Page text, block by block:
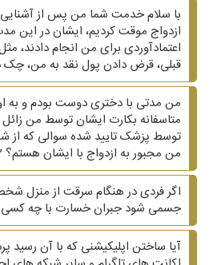
با سلام خدمت شما من پس از آشنایی
ازدواج موقت کردیم، ایشان در این
اعتمادآوردی برای من انجام
قبلی، قرض دادن پول نقد به من،
من مدتی با دختری دوست بودم و به
متاسفانه بکارت ایشان توسط من
من مجبور به ازدواج با ایشان هستم؟ 2.ایا...
اگر فردی در هنگام سرقت از منزل
جسمی شود جبران خسارت با چه
آیا ساختن اپلیکیشنی که با آن رسید